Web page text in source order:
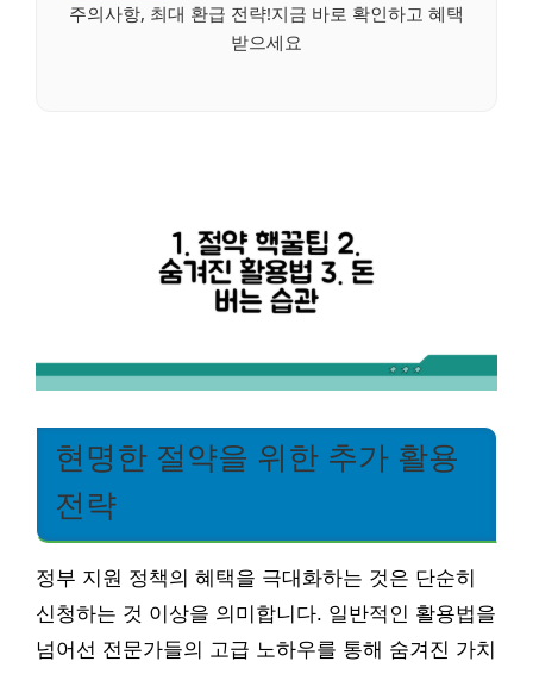
주의사항, 최대 환급 전략!지금 바로 확인하고 혜택
받으세요
현명한 절약을 위한 추가 활용
전략
정부 지원 정책의 혜택을 극대화하는 것은 단순히
신청하는 것 이상을 의미합니다. 일반적인 활용법을
넘어선 전문가들의 고급 노하우를 통해 숨겨진 가치